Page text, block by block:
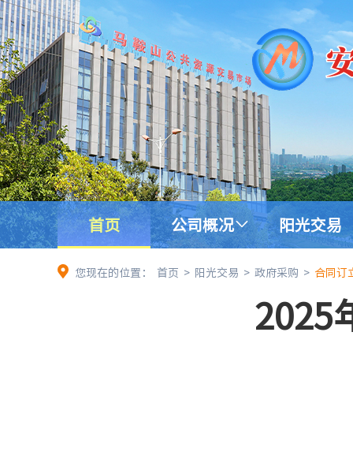
首页 公司概况 阳光交易
您现在的位置： 首页 > 阳光交易 > 政府采购 > 合同订
2025